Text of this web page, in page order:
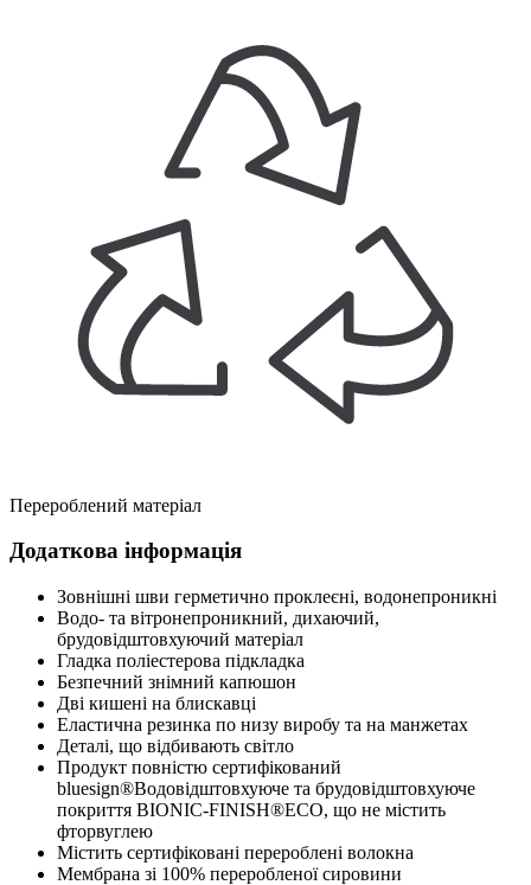
Перероблений матеріал
Додаткова інформація
Зовнішні шви герметично проклеєні, водонепроникні
Водо- та вітронепроникний, дихаючий,
брудовідштовхуючий матеріал
Гладка поліестерова підкладка
Безпечний знімний капюшон
Дві кишені на блискавці
Еластична резинка по низу виробу та на манжетах
Деталі, що відбивають світло
Продукт повністю сертифікований
bluesign®Водовідштовхуюче та брудовідштовхуюче
покриття BIONIC-FINISH®ECO, що не містить
фторвуглею
Містить сертифіковані перероблені волокна
Мембрана зі 100% переробленої сировини